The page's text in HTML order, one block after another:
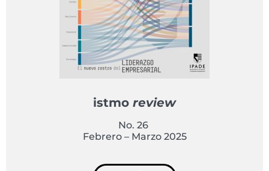
istmo review
No. 26
Febrero – Marzo 2025